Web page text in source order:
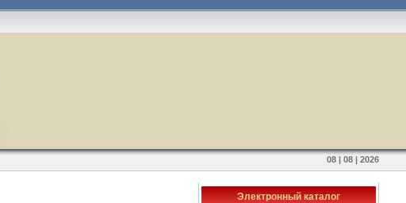
08 | 08 | 2026
Электронный каталог